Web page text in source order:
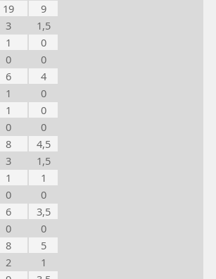
19
9
3
1,5
1
0
0
0
6
4
1
0
1
0
0
0
8
4,5
3
1,5
1
1
0
0
6
3,5
0
0
8
5
2
1